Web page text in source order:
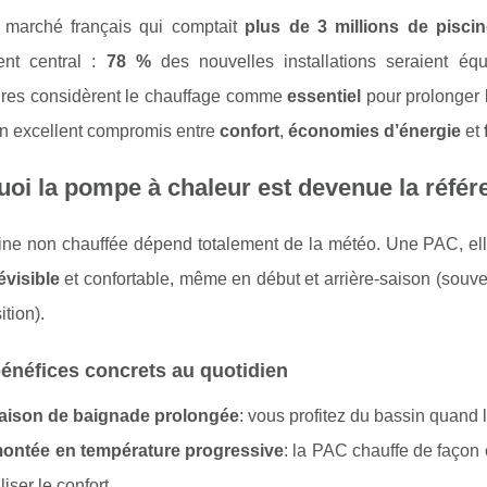
français qui comptait plus de 3 millions de
central : 78 %des nouvelles installations seraient
considèrent le chauffage commeessentiel pour prolonger
excellent compromis entre confort, économies d’énergie et
la pompe à chaleur est devenue la
non chauffée dépend totalement de la météo. Une PAC,
et confortable, même en début et arrière-saison
concrets au quotidien
de baignade prolongée: vous profitez du bassin quand
en température progressive: la PAC chauffe de